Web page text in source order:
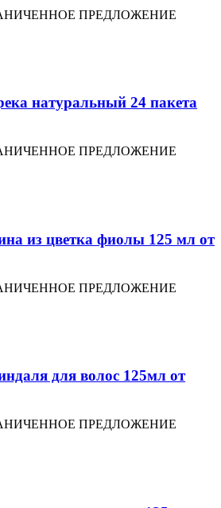
ПРЕДЛОЖЕНИЕ
натуральный 24 пакета
ПРЕДЛОЖЕНИЕ
из цветка фиолы 125 мл от
ПРЕДЛОЖЕНИЕ
для волос 125мл от
ПРЕДЛОЖЕНИЕ